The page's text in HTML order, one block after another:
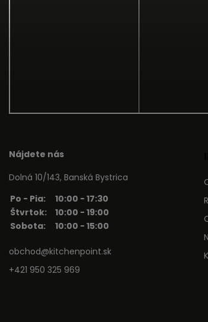
Nájdete nás
Dolná 10/143, Banská Bystrica
Po - Pia:
10:00 - 17:30
Štvrtok:
10:00 - 19:00
Sobota:
10:00 - 15:00
obchod@kitchenpoint.sk
+421 950 325 969